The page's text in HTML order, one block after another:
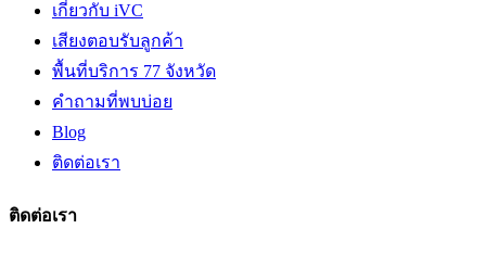
เกี่ยวกับ iVC
เสียงตอบรับลูกค้า
พื้นที่บริการ 77 จังหวัด
คำถามที่พบบ่อย
Blog
ติดต่อเรา
ติดต่อเรา